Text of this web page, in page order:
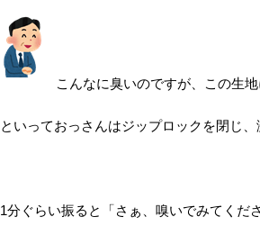
こんなに臭いのですが、この生地
といっておっさんはジップロックを閉じ、
1分ぐらい振ると「さぁ、嗅いでみてくだ